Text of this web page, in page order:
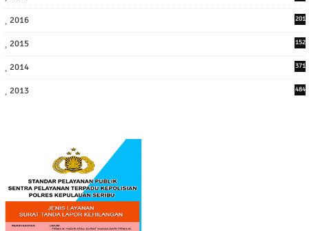
2016
201
2015 152
2014 371
2013 484